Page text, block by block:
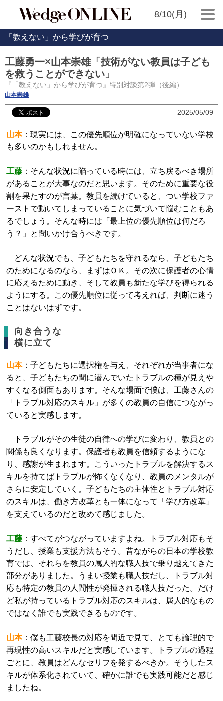
8/10(月)
「教えない」から学びが育つ
工藤勇一×山本崇雄「技術がない教員は子ども
を救うことができない」
『「教えない」から学びが育つ』特別対談第2弾（後編）
山本崇雄
2025/05/09
山本：現実には、この優先順位が明確になっていない学校
も多いのかもしれません。
工藤 ：そんな状況に陥っている時には、立ち戻るべき場所
があることが大事なのだと思います。そのために重要な役
割を果たすのが言葉。教員を続けていると、つい学校ファ
ーストで動いてしまっていることに気づいて悩むこともあ
るでしょう。そんな時には「最上位の優先順位は何だろ
う？」と問いかけ合うべきです。
どんな状況でも、子どもたちを守れるなら、子どもたち
のためになるのなら、まずはＯＫ。その次に保護者の心情
に応えるために動き、そして教員も新たな学びを得られる
ようにする。この優先順位に従って考えれば、判断に迷う
ことはないはずです。
向き合うな
横に立て
山本：子どもたちに選択権を与え、それぞれが当事者にな
ると、子どもたちの間に潜んでいたトラブルの種が見えや
すくなる側面もあります。そんな場面で僕は、工藤さんの
「トラブル対応のスキル」が多くの教員の自信につながっ
ていると実感します。
トラブルがその生徒の自律への学びに変わり、教員との
関係も良くなります。保護者も教員を信頼するようにな
り、感謝が生まれます。こういったトラブルを解決するス
キルを持てばトラブルが怖くなくなり、教員のメンタルが
さらに安定していく。子どもたちの主体性とトラブル対応
のスキルは、働き方改革とも一体になって「学び方改革」
を支えているのだと改めて感じました。
工藤 ：すべてがつながっていますよね。トラブル対応もそ
うだし、授業も支援方法もそう。昔ながらの日本の学校教
育では、それらを教員の属人的な職人技で乗り越えてきた
部分がありました。うまい授業も職人技だし、トラブル対
応も特定の教員の人間性が発揮される職人技だった。だけ
ど私が持っているトラブル対応のスキルは、属人的なもの
ではなく誰でも実践できるものです。
山本：僕も工藤校長の対応を間近で見て、とても論理的で
再現性の高いスキルだと実感しています。トラブルの過程
ごとに、教員はどんなセリフを発するべきか。そうしたス
キルが体系化されていて、確かに誰でも実践可能だと感じ
ましたね。